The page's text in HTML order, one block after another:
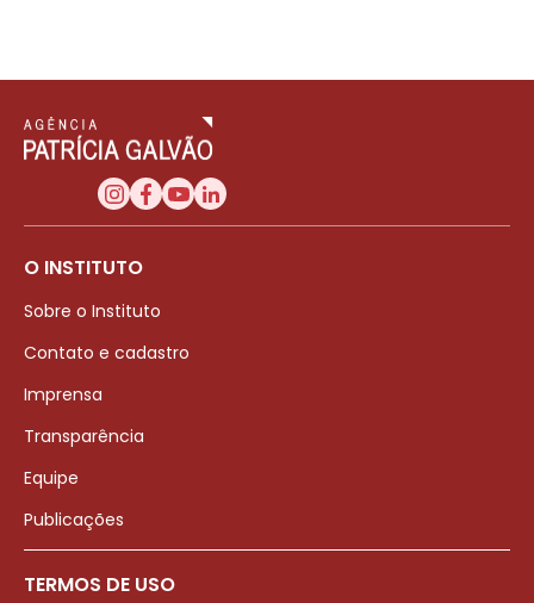
O INSTITUTO
Sobre o Instituto
Contato e cadastro
Imprensa
Transparência
Equipe
Publicações
TERMOS DE USO